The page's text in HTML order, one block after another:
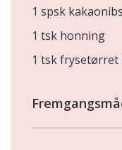
1 spsk kakaonibs
1 tsk honning
1 tsk